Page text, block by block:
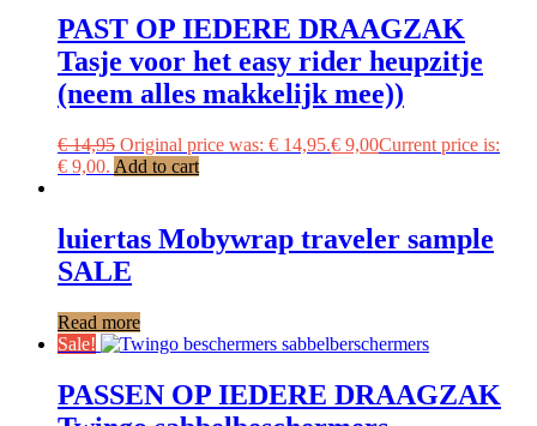
PAST OP IEDERE DRAAGZAK
Tasje voor het easy rider heupzitje
(neem alles makkelijk mee))
€14,95 Original price was: € 14,95.€ 9,00Current price is:
€ 9,00. Add to cart
luiertas Mobywrap traveler sample
SALE
Read more
Sale!
PASSEN OP IEDERE DRAAGZAK